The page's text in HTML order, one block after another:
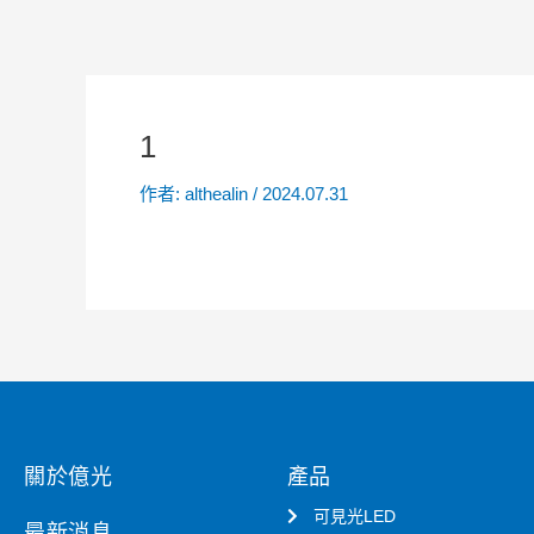
1
作者: althealin / 2024.07.31
關於億光 產品
可見光LED